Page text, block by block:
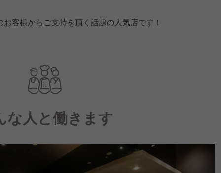
客様からご支持を頂く話題の人気店です！
な人と働きます